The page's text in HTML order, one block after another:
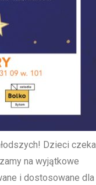
Dzieci czeka
na wyjątkowe
i dostosowane dla